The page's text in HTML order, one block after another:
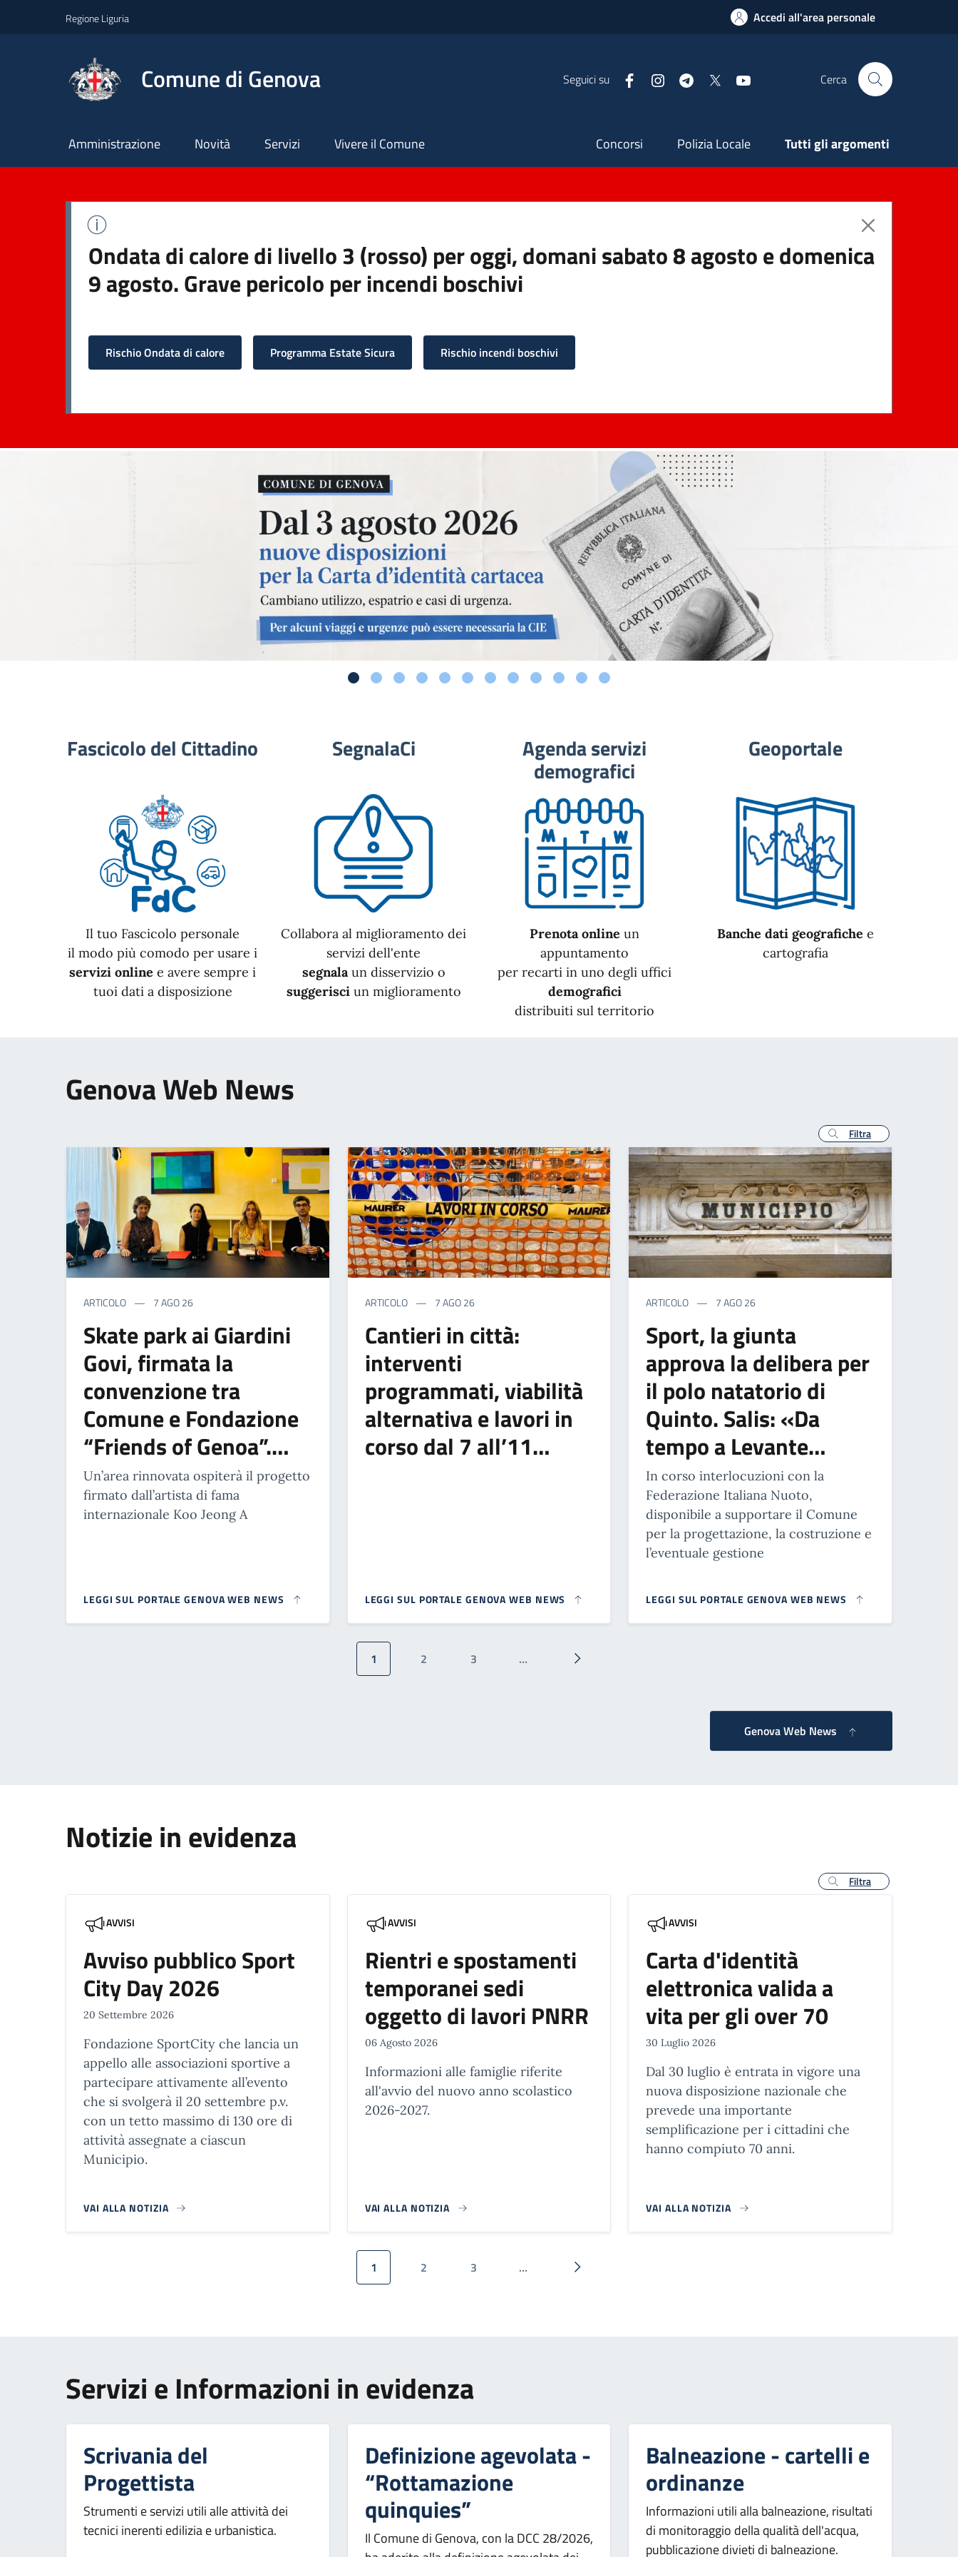
Regione Liguria Accedi all'area personale
Comune di Genova Seguici su FacebookInstagramTelegram Cerca
Principale
Amministrazione Novità Servizi Vivere il Comune Secondaria
Concorsi Polizia Locale Tutti gli argomenti
Ondata di calore di livello 3 (rosso) per oggi, domani sabato 8 agosto e domenica
9 agosto. Grave pericolo per incendi boschivi
Rischio Ondata di calore Programma Estate Sicura Rischio incendi boschivi
Fascicolo del Cittadino
Il tuo Fascicolo personale
il modo più comodo per usare i
servizi online e avere sempre i
tuoi dati a disposizione
SegnalaCi
Collabora al miglioramento dei
servizi dell'ente
segnalaun disservizio o
suggerisciun miglioramento
Agenda servizi
demografici
Prenota online un
appuntamento
per recarti in uno degli uffici
demografici
distribuiti sul territorio
Geoportale
Banche dati geografiche e
cartografia
Genova Web News
Filtra
ARTICOLO 7 AGO 26
Skate park ai Giardini
Govi, firmata la
convenzione tra
Comune e Fondazione
“Friends of Genoa”.…
Un’area rinnovata ospiterà il progetto
firmato dall’artista di fama
internazionale Koo Jeong A
LEGGI SUL PORTALE GENOVA WEB NEWS
ARTICOLO 7 AGO 26
Cantieri in città:
interventi
programmati, viabilità
alternativa e lavori in
corso dal 7 all’11…
LEGGI SUL PORTALE GENOVA WEB NEWS
ARTICOLO 7 AGO 26
Sport, la giunta
approva la delibera per
il polo natatorio di
Quinto. Salis: «Da
tempo a Levante…
In corso interlocuzioni con la
Federazione Italiana Nuoto,
disponibile a supportare il Comune
per la progettazione, la costruzione e
l’eventuale gestione
LEGGI SUL PORTALE GENOVA WEB NEWS
Pagina attuale
1 Pagina
2 Pagina
3 … Pagina successiva
Genova Web News
Notizie in evidenza
Filtra
AVVISI
Avviso pubblico Sport
City Day 2026
20 Settembre 2026
Fondazione SportCity che lancia un
appello alle associazioni sportive a
partecipare attivamente all’evento
che si svolgerà il 20 settembre p.v.
con un tetto massimo di 130 ore di
attività assegnate a ciascun
Municipio.
VAI ALLA NOTIZIA
AVVISI
Rientri e spostamenti
temporanei sedi
oggetto di lavori PNRR
06 Agosto 2026
Informazioni alle famiglie riferite
all'avvio del nuovo anno scolastico
2026-2027.
VAI ALLA NOTIZIA
AVVISI
Carta d'identità
elettronica valida a
vita per gli over 70
30 Luglio 2026
Dal 30 luglio è entrata in vigore una
nuova disposizione nazionale che
prevede una importante
semplificazione per i cittadini che
hanno compiuto 70 anni.
VAI ALLA NOTIZIA
Pagina attuale
1 Pagina
2 Pagina
3 … Pagina successiva
Servizi e Informazioni in evidenza
Scrivania del
Progettista
Strumenti e servizi utili alle attività dei
tecnici inerenti edilizia e urbanistica.
Definizione agevolata -
“Rottamazione
quinquies”
Il Comune di Genova, con la DCC 28/2026,
Balneazione - cartelli e
ordinanze
Informazioni utili alla balneazione, risultati
di monitoraggio della qualità dell'acqua,
pubblicazione divieti di balneazione.